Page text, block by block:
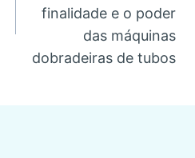
finalidade e o poder
das máquinas
dobradeiras de tubos